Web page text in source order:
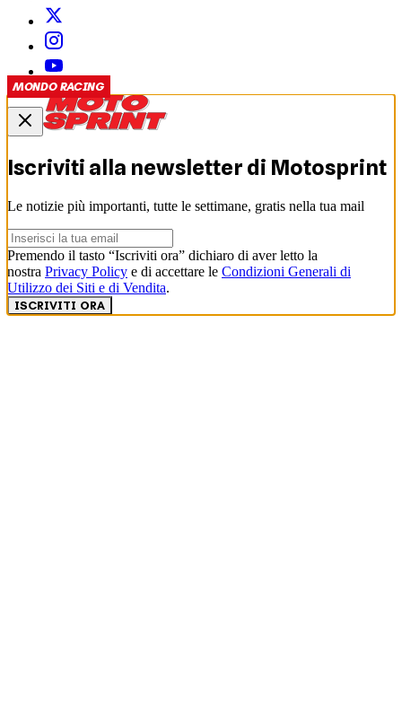
MONDO RACING
Iscriviti alla newsletter di Motosprint
Le notizie più importanti, tutte le settimane, gratis nella tua mail
Premendo il tasto “Iscriviti ora” dichiaro di aver letto la
nostra Privacy Policy e di accettare le Condizioni Generali di
Utilizzo dei Siti e di Vendita.
ISCRIVITI ORA